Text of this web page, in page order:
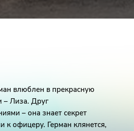
влюблен в прекрасную
– Лиза. Друг
– она знает секрет
к офицеру. Герман клянется,